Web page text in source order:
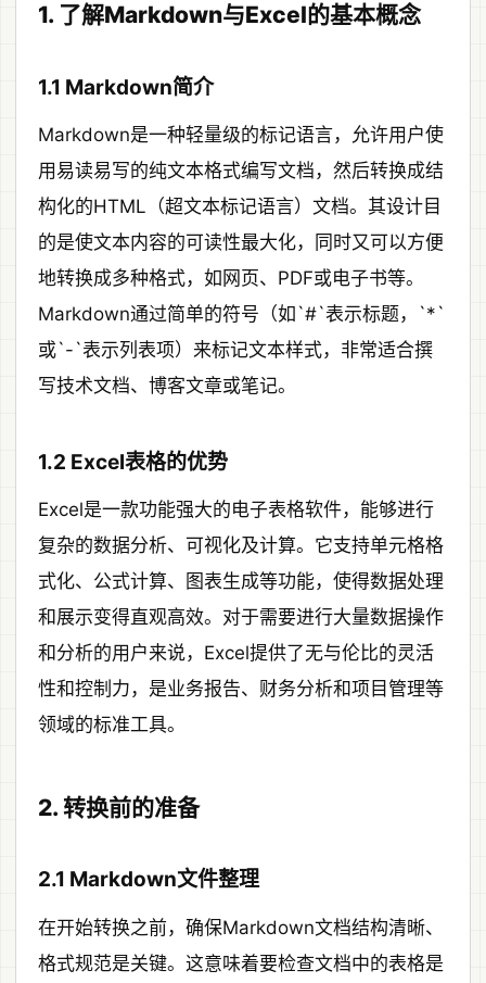
1. 了解Markdown与Excel的基本概念
1.1 Markdown简介
Markdown是一种轻量级的标记语言，允许用户使
用易读易写的纯文本格式编写文档，然后转换成结
构化的HTML（超文本标记语言）文档。其设计目
的是使文本内容的可读性最大化，同时又可以方便
地转换成多种格式，如网页、PDF或电子书等。
Markdown通过简单的符号（如`#`表示标题，`*`
或`-`表示列表项）来标记文本样式，非常适合撰
写技术文档、博客文章或笔记。
1.2 Excel表格的优势
Excel是一款功能强大的电子表格软件，能够进行
复杂的数据分析、可视化及计算。它支持单元格格
式化、公式计算、图表生成等功能，使得数据处理
和展示变得直观高效。对于需要进行大量数据操作
和分析的用户来说，Excel提供了无与伦比的灵活
性和控制力，是业务报告、财务分析和项目管理等
领域的标准工具。
2. 转换前的准备
2.1 Markdown文件整理
在开始转换之前，确保Markdown文档结构清晰、
格式规范是关键。这意味着要检查文档中的表格是